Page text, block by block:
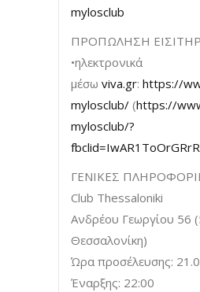
mylosclub
ΠΡΟΠΩΛΗΣΗ
•ηλεκτρονικά
μέσω viva.gr: https://
mylosclub/ (https://
mylosclub/?
ΓΕΝΙΚΕΣ
Club Thessaloniki
Ανδρέου Γεωργίου 56
Θεσσαλονίκη)
Ώρα προσέλευσης:
Έναρξης: 22:00